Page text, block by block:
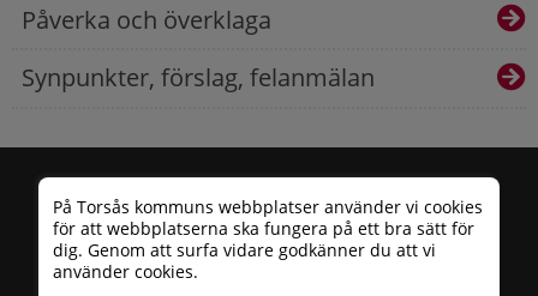
På Torsås kommuns webbplatser använder vi cookies
för att webbplatserna ska fungera på ett bra sätt för
dig. Genom att surfa vidare godkänner du att vi
använder cookies.
Påverka och överklaga
Synpunkter, förslag, felanmälan